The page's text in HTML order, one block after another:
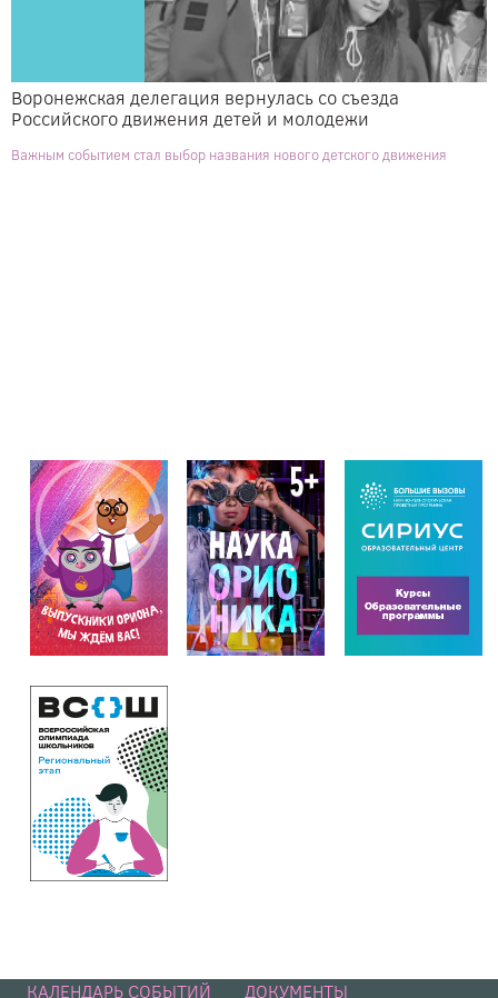
Воронежская делегация вернулась со съезда
Российского движения детей и молодежи
Важным событием стал выбор названия нового детского движения
КАЛЕНДАРЬ СОБЫТИЙ ДОКУМЕНТЫ